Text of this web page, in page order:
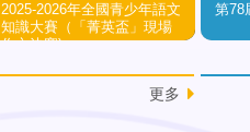
2025-2026年全國青少年語文
知識大賽（「菁英盃」現場
作文決賽)
更多
第78